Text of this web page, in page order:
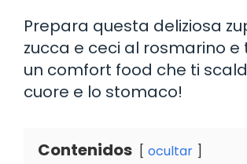
Prepara questa deliziosa
zucca e ceci al rosmarino e
un comfort food che ti
cuore e lo stomaco!
Contenidos ocultar